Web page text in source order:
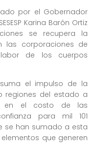
por el Gobernador
Karina Barón Ortiz
se recupera la
las corporaciones de
de los cuerpos
el impulso de la
regiones del estado a
en el costo de las
para mil 101
se han sumado a esta
que generen